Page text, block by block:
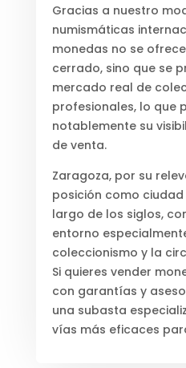
Gracias a nuestro
numismáticas
monedas no se
cerrado, sino que se
mercado real de
profesionales, lo que
notablemente su
de venta.
Zaragoza, por su
posición como
largo de los siglos,
entorno
coleccionismo y la
Si quieres vender
con garantías y
una subasta
vías más eficaces